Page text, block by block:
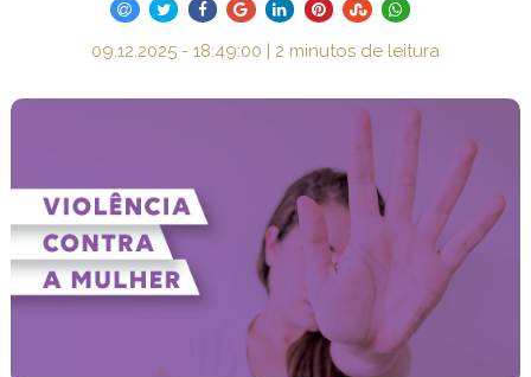
09.12.2025 - 18:49:00 | 2 minutos de leitura